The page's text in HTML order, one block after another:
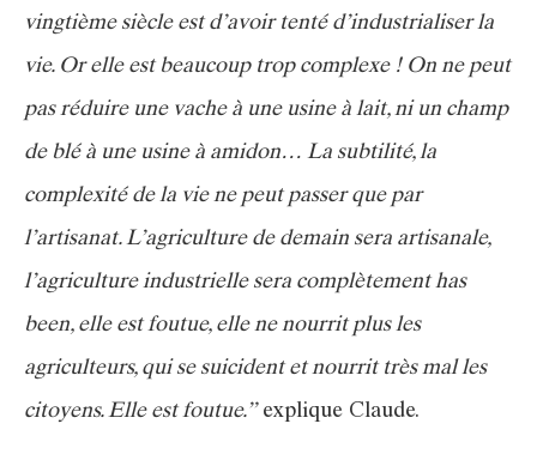
vingtième siècle est d’avoir tenté d’industrialiser la
vie. Or elle est beaucoup trop complexe ! On ne peut
pas réduire une vache à une usine à lait, ni un champ
de blé à une usine à amidon… La subtilité, la
complexité de la vie ne peut passer que par
l’artisanat. L’agriculture de demain sera artisanale,
l’agriculture industrielle sera complètement has
been, elle est foutue, elle ne nourrit plus les
agriculteurs, qui se suicident et nourrit très mal les
citoyens. Elle est foutue.”explique Claude.